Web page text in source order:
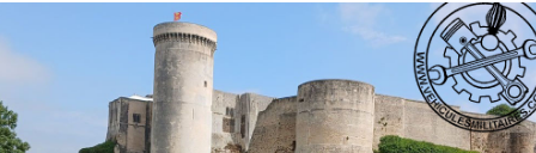
Véhicules Militaires .com
Bienvenue sur LE forum des passionnés de Véhicules Militaires de toutes nationalités et de
toutes époques. De nombreuses rubriques sont à votre disposition pour vous venir en aide,
ou simplement partager vos activités.